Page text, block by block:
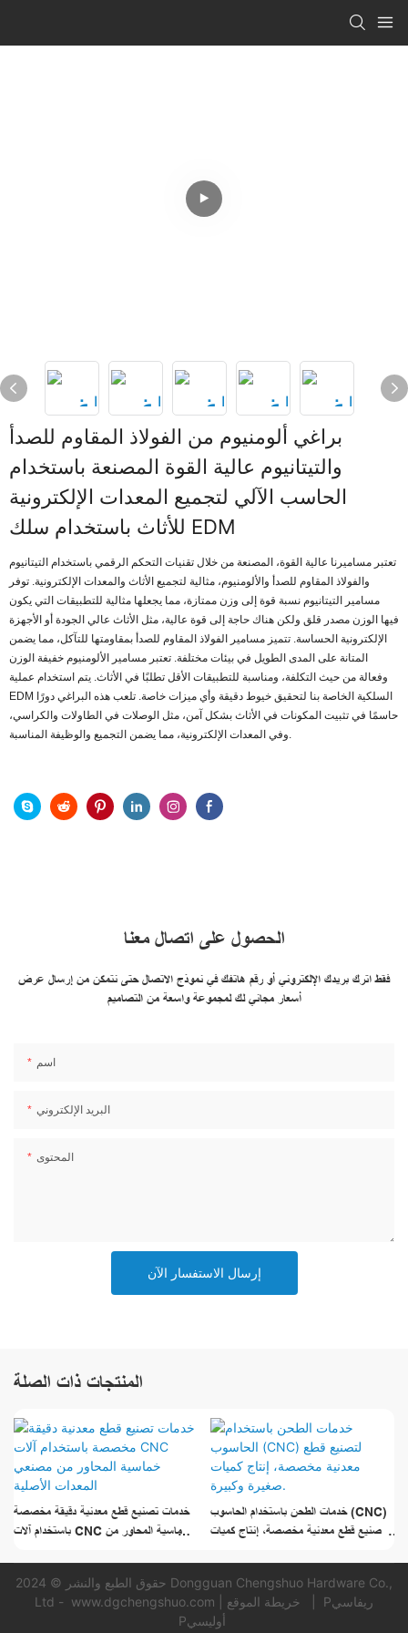
براغي ألومنيوم من الفولاذ المقاوم للصدأ
والتيتانيوم عالية القوة المصنعة باستخدام
الحاسب الآلي لتجميع المعدات الإلكترونية
للأثاث باستخدام سلك EDM
تعتبر مساميرنا عالية القوة، المصنعة من خلال تقنيات التحكم الرقمي باستخدام التيتانيوم
والفولاذ المقاوم للصدأ والألومنيوم، مثالية لتجميع الأثاث والمعدات الإلكترونية. توفر
مسامير التيتانيوم نسبة قوة إلى وزن ممتازة، مما يجعلها مثالية للتطبيقات التي يكون
فيها الوزن مصدر قلق ولكن هناك حاجة إلى قوة عالية، مثل الأثاث عالي الجودة أو الأجهزة
الإلكترونية الحساسة. تتميز مسامير الفولاذ المقاوم للصدأ بمقاومتها للتآكل، مما يضمن
المتانة على المدى الطويل في بيئات مختلفة. تعتبر مسامير الألومنيوم خفيفة الوزن
وفعالة من حيث التكلفة، ومناسبة للتطبيقات الأقل تطلبًا في الأثاث. يتم استخدام عملية
EDM السلكية الخاصة بنا لتحقيق خيوط دقيقة وأي ميزات خاصة. تلعب هذه البراغي دورًا
حاسمًا في تثبيت المكونات في الأثاث بشكل آمن، مثل الوصلات في الطاولات والكراسي،
وفي المعدات الإلكترونية، مما يضمن التجميع والوظيفة المناسبة.
الحصول على اتصال معنا
فقط اترك بريدك الإلكتروني أو رقم هاتفك في نموذج الاتصال حتى نتمكن من إرسال عرض
أسعار مجاني لك لمجموعة واسعة من التصاميم
اسم
البريد الإلكتروني
المحتوى
إرسال الاستفسار الآن
المنتجات ذات الصلة
خدمات تصنيع قطع معدنية دقيقة مخصصة
باستخدام آلات CNC خماسية المحاور من
خدمات الطحن باستخدام الحاسوب (CNC)
لتصنيع قطع معدنية مخصصة، إنتاج كميات
حقوق الطبع والنشر © 2024 Dongguan Chengshuo Hardware Co.,
Ltd - www.dgchengshuo.com
Pريفاسي